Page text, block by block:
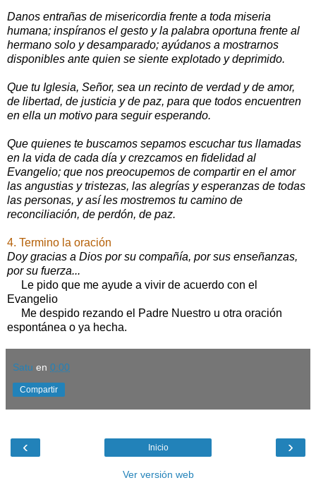
Danos entrañas de misericordia frente a toda miseria
humana; inspíranos el gesto y la palabra oportuna frente al
hermano solo y desamparado; ayúdanos a mostrarnos
disponibles ante quien se siente explotado y deprimido.
Que tu Iglesia, Señor, sea un recinto de verdad y de amor,
de libertad, de justicia y de paz, para que todos encuentren
en ella un motivo para seguir esperando.
Que quienes te buscamos sepamos escuchar tus llamadas
en la vida de cada día y crezcamos en fidelidad al
Evangelio; que nos preocupemos de compartir en el amor
las angustias y tristezas, las alegrías y esperanzas de todas
las personas, y así les mostremos tu camino de
reconciliación, de perdón, de paz.
4. Termino la oración
Doy gracias a Dios por su compañía, por sus enseñanzas,
por su fuerza...
Le pido que me ayude a vivir de acuerdo con el
Evangelio
Me despido rezando el Padre Nuestro u otra oración
espontánea o ya hecha.
Satu en 0:00
Compartir
‹ ›
Inicio
Ver versión web